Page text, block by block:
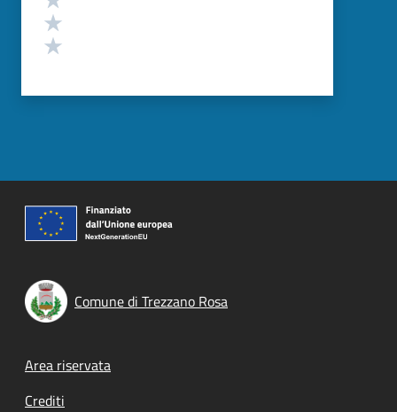
Comune di Trezzano Rosa
Footer menu
Area riservata
Crediti